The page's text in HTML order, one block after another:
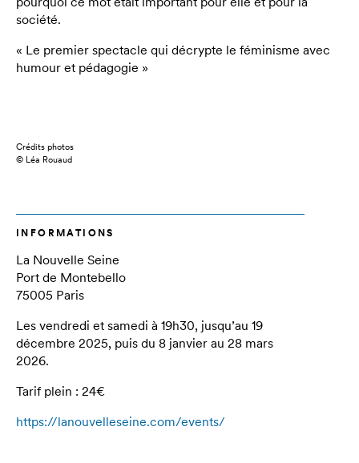
société.
« Le premier spectacle qui décrypte le féminisme avec
humour et pédagogie »
Crédits photos
© Léa Rouaud
INFORMATIONS
La Nouvelle Seine
Port de Montebello
75005 Paris
Les vendredi et samedi à 19h30, jusqu’au 19
décembre 2025, puis du 8 janvier au 28 mars
2026.
Tarif plein : 24€
https://lanouvelleseine.com/events/